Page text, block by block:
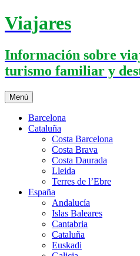
Saltar
al
Viajares
Información sobre
turismo familiar y
Menú
Barcelona
Cataluña
Costa Barcelona
Costa Brava
Costa Daurada
Lleida
Terres de l’Ebre
España
Andalucía
Islas Baleares
Cantabria
Cataluña
Euskadi